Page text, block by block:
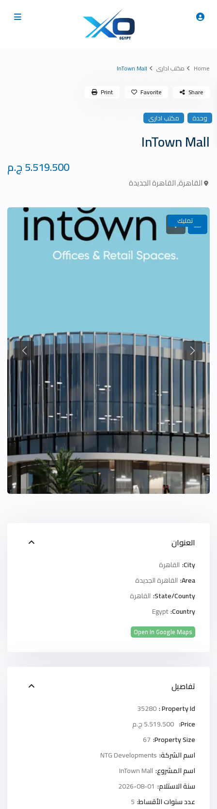
Home مكتب ادارى InTown Mall
وحدة مكتب ادارى
InTown Mall
القاهرة,القاهرة الجديدة
Share
Favorite
Print
تمليك
العنوان
City: القاهرة
Area: القاهرة الجديدة
State/County: القاهرة
Country:
Egypt
Open In Google Maps
تفاصيل
Property Id :
35280
Price: 5.519.500 ج.م
Property Size:
67
اسم الشركة: NTG Developments
اسم المشروع: InTown Mall
سنة الاستلام: 2026-08-01
عدد سنوات الأقساط: 5